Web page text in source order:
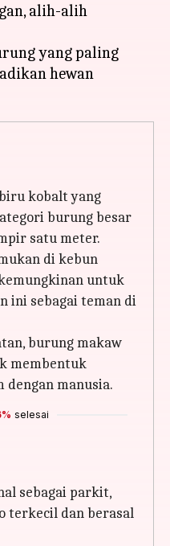
alih-alih
yang paling
hewan
kobalt yang
burung besar
satu meter.
di kebun
untuk
ini sebagai teman di
burung makaw
membentuk
dengan manusia.
selesai
sebagai parkit,
terkecil dan berasal